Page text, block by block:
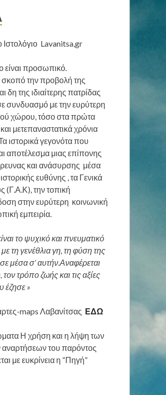
Lavanitsa,gr
είναι προσωπικό.
την προβολή της
δη της ιδιαίτερης πατρίδας
συνδυασμό με την ευρύτερη
χώρου, τόσο στα πρώτα
μετεπαναστατικά χρόνια
ιστορικά γεγονότα που
αποτέλεσμα μιας επίπονης
και ανάσυρσης μέσα
ευθύνης , τα Γενικά
(Γ.Α.Κ), την τοπική
στην ευρύτερη κοινωνική
εμπειρία.
το ψυχικό και πνευματικό
τη γενέθλια γη, τη φύση της
μέσα σ’ αυτήν.Αναφέρεται
τρόπο ζωής και τις αξίες
έζησε »
maps Λαβανίτσας ΕΔΩ
Η χρήση και η λήψη των
του παρόντος
με ευκρίνεια η “Πηγή”